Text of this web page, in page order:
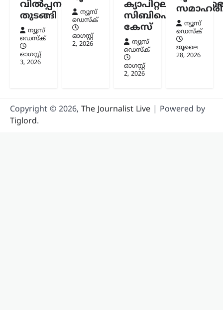
വിൽപ്പന
തുടങ്ങി
ന്യൂസ്
ഡെസ്ക്
ഓഗസ്റ്റ്‌
3, 2026
ന്യൂസ്
ഡെസ്ക്
ഓഗസ്റ്റ്‌
2, 2026
സിബിഐ
കേസ്
ന്യൂസ്
ഡെസ്ക്
ഓഗസ്റ്റ്‌
2, 2026
ന്യൂസ്
ഡെസ്ക്
ജൂലൈ
28, 2026
Copyright © 2026, The Journalist Live | Powered by
Tiglord.